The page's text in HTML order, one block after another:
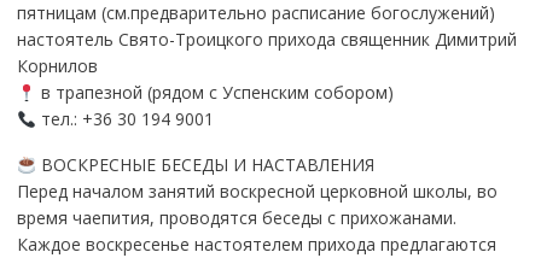
пятницам (см.предварительно расписание богослужений)
настоятель Свято-Троицкого прихода священник Димитрий
Корнилов
в трапезной (рядом с Успенским собором)
тел.: +36 30 194 9001
ВОСКРЕСНЫЕ БЕСЕДЫ И НАСТАВЛЕНИЯ
Перед началом занятий воскресной церковной школы, во
время чаепития, проводятся беседы с прихожанами.
Каждое воскресенье настоятелем прихода предлагаются